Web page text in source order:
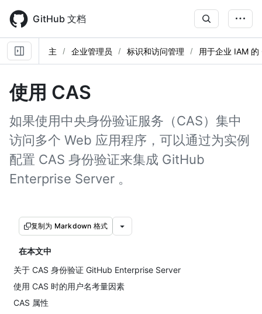
main
content
GitHub 文档
主 企业管理员 标识和访问管理 用于企业 IAM 的
使用 CAS
如果使用中央身份验证服务（CAS）集中
访问多个 Web 应用程序，可以通过为实例
配置 CAS 身份验证来集成 GitHub
Enterprise Server 。
复制为 Markdown 格式
在本文中
关于 CAS 身份验证 GitHub Enterprise Server
使用 CAS 时的用户名考量因素
CAS 属性